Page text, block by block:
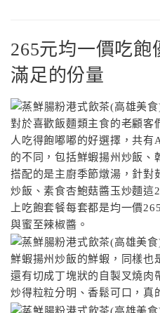
265元均一價吃飽
滿足的份量
對於喜歡飯麵類主食的老顧客
人吃得飽嘟嘟的好選擇，共
的不同，包括鮮蝦揚州炒飯、
搭配的是主廚季節燉湯，針對
炒飯、素食杏鮑菇醬玉炒麵這
上吃飽套餐每套都是均一價
與蜜至辣椒醬。
鮮蝦揚州炒飯的鮮蝦，同樣也
還有切成丁塊狀的自製叉燒肉
炒得粒粒分明、香鬆可口，真